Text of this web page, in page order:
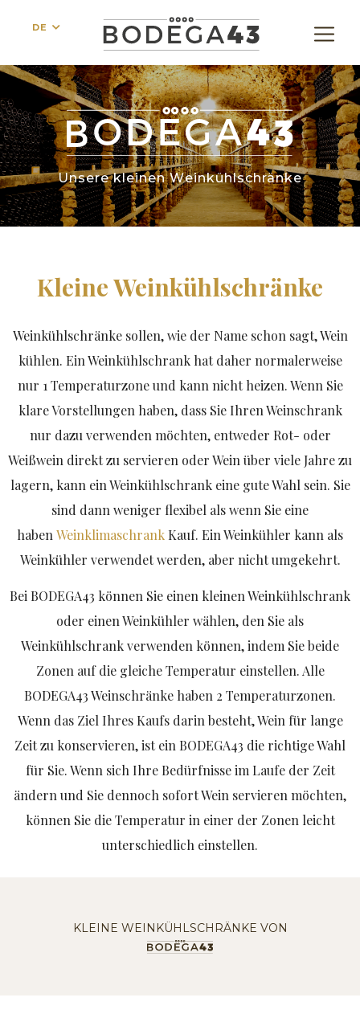
DE
Unsere kleinen Weinkühlschränke
Kleine Weinkühlschränke
Weinkühlschränke sollen, wie der Name schon sagt, Wein
kühlen. Ein Weinkühlschrank hat daher normalerweise
nur 1 Temperaturzone und kann nicht heizen. Wenn Sie
klare Vorstellungen haben, dass Sie Ihren Weinschrank
nur dazu verwenden möchten, entweder Rot- oder
Weißwein direkt zu servieren oder Wein über viele Jahre zu
lagern, kann ein Weinkühlschrank eine gute Wahl sein. Sie
sind dann weniger flexibel als wenn Sie eine
haben Weinklimaschrank Kauf. Ein Weinkühler kann als
Weinkühler verwendet werden, aber nicht umgekehrt.
Bei BODEGA43 können Sie einen kleinen Weinkühlschrank
oder einen Weinkühler wählen, den Sie als
Weinkühlschrank verwenden können, indem Sie beide
Zonen auf die gleiche Temperatur einstellen. Alle
BODEGA43 Weinschränke haben 2 Temperaturzonen.
Wenn das Ziel Ihres Kaufs darin besteht, Wein für lange
Zeit zu konservieren, ist ein BODEGA43 die richtige Wahl
für Sie. Wenn sich Ihre Bedürfnisse im Laufe der Zeit
ändern und Sie dennoch sofort Wein servieren möchten,
können Sie die Temperatur in einer der Zonen leicht
unterschiedlich einstellen.
KLEINE WEINKÜHLSCHRÄNKE VON